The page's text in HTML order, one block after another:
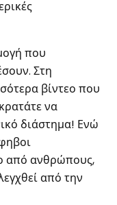
που
Στη
βίντεο που
να
διάστημα! Ενώ
από ανθρώπους,
από την